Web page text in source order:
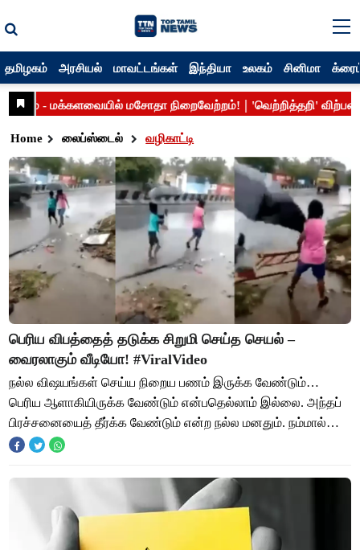
தமிழகம் அரசியல் மாவட்டங்கள் இந்தியா உலகம் சினிமா
Home லைப்ஸ்டைல் வழிகாட்டி
பெரிய விபத்தைத் தடுக்க சிறுமி செய்த செயல் –
வைரலாகும் வீடியோ! #ViralVideo
நல்ல விஷயங்கள் செய்ய நிறைய பணம் இருக்க வேண்டும்…
பெரிய ஆளாகியிருக்க வேண்டும் என்பதெல்லாம் இல்லை. அந்தப்
பிரச்சனையைத் தீர்க்க வேண்டும் என்ற நல்ல மனதும். நம்மால்
என்ன செய்ய முடியும் என்ற எண்ணமும்… அதைத